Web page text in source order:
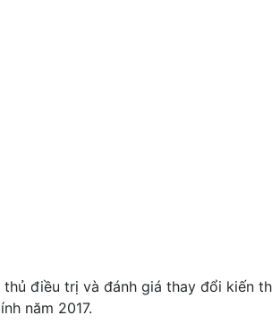
điều trị và đánh giá thay đổi kiến
năm 2017.